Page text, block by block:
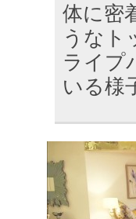
体に密
うなト
ライプ
いる様